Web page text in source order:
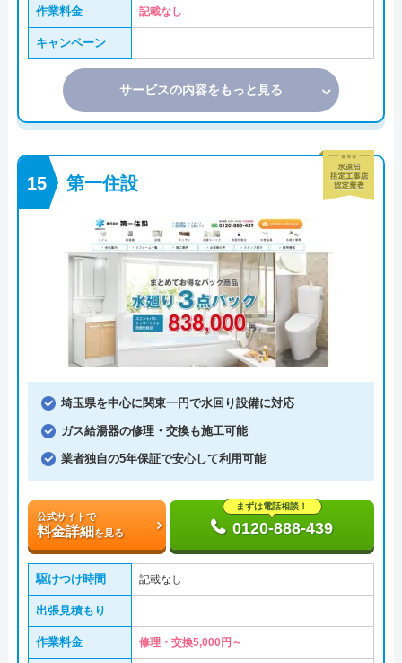
作業料金 記載なし
キャンペーン
サービスの内容をもっと見る
第一住設
埼玉県を中心に関東一円で水回り設備に対応
ガス給湯器の修理・交換も施工可能
業者独自の5年保証で安心して利用可能
公式サイトで
料金詳細を見る
まずは電話相談！
0120-888-439
駆けつけ時間 記載なし
出張見積もり
作業料金 修理・交換5,000円～